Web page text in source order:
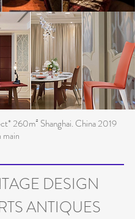
260m² Shanghai. China 2019
main
DESIGN
ANTIQUES